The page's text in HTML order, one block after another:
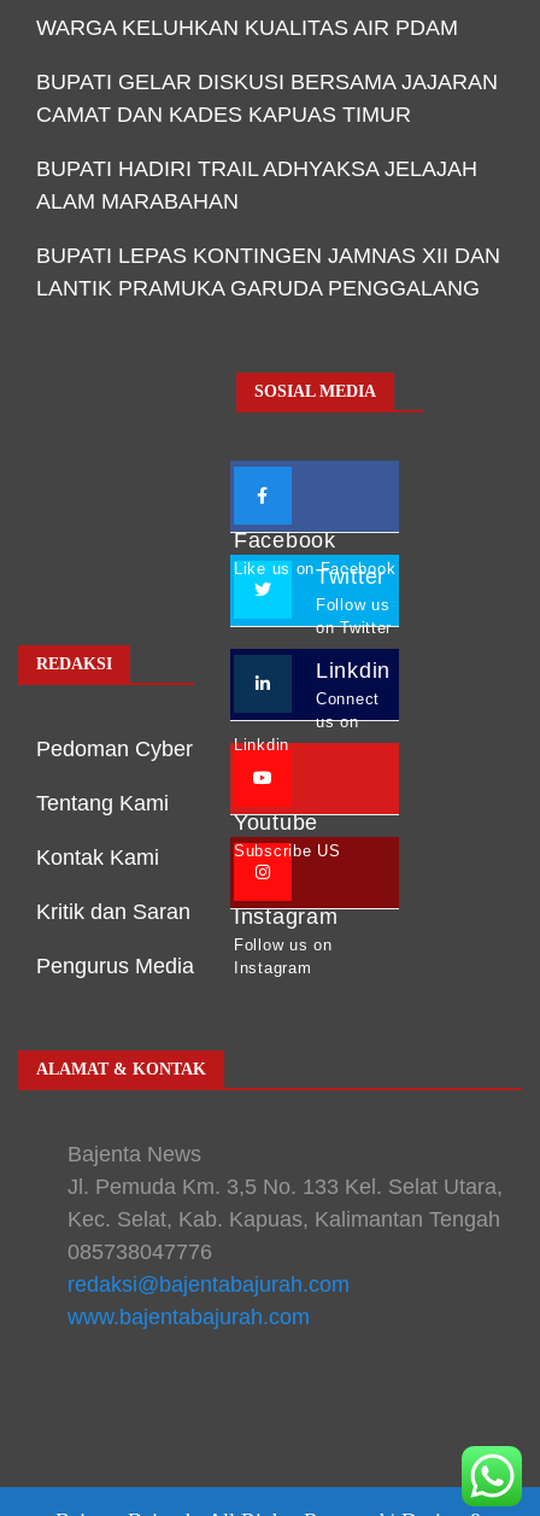
WARGA KELUHKAN KUALITAS AIR PDAM
BUPATI GELAR DISKUSI BERSAMA JAJARAN
CAMAT DAN KADES KAPUAS TIMUR
BUPATI HADIRI TRAIL ADHYAKSA JELAJAH
ALAM MARABAHAN
BUPATI LEPAS KONTINGEN JAMNAS XII DAN
LANTIK PRAMUKA GARUDA PENGGALANG
REDAKSI
Pedoman Cyber
Tentang Kami
Kontak Kami
Kritik dan Saran
Pengurus Media
SOSIAL MEDIA
Facebook
Like us on Facebook
Twitter
Follow us
on Twitter
Linkdin
Connect
us on
Linkdin
Youtube
Subscribe US
Instagram
Follow us on
Instagram
ALAMAT & KONTAK
Bajenta News
Jl. Pemuda Km. 3,5 No. 133 Kel. Selat Utara,
Kec. Selat, Kab. Kapuas, Kalimantan Tengah
085738047776
redaksi@bajentabajurah.com
www.bajentabajurah.com